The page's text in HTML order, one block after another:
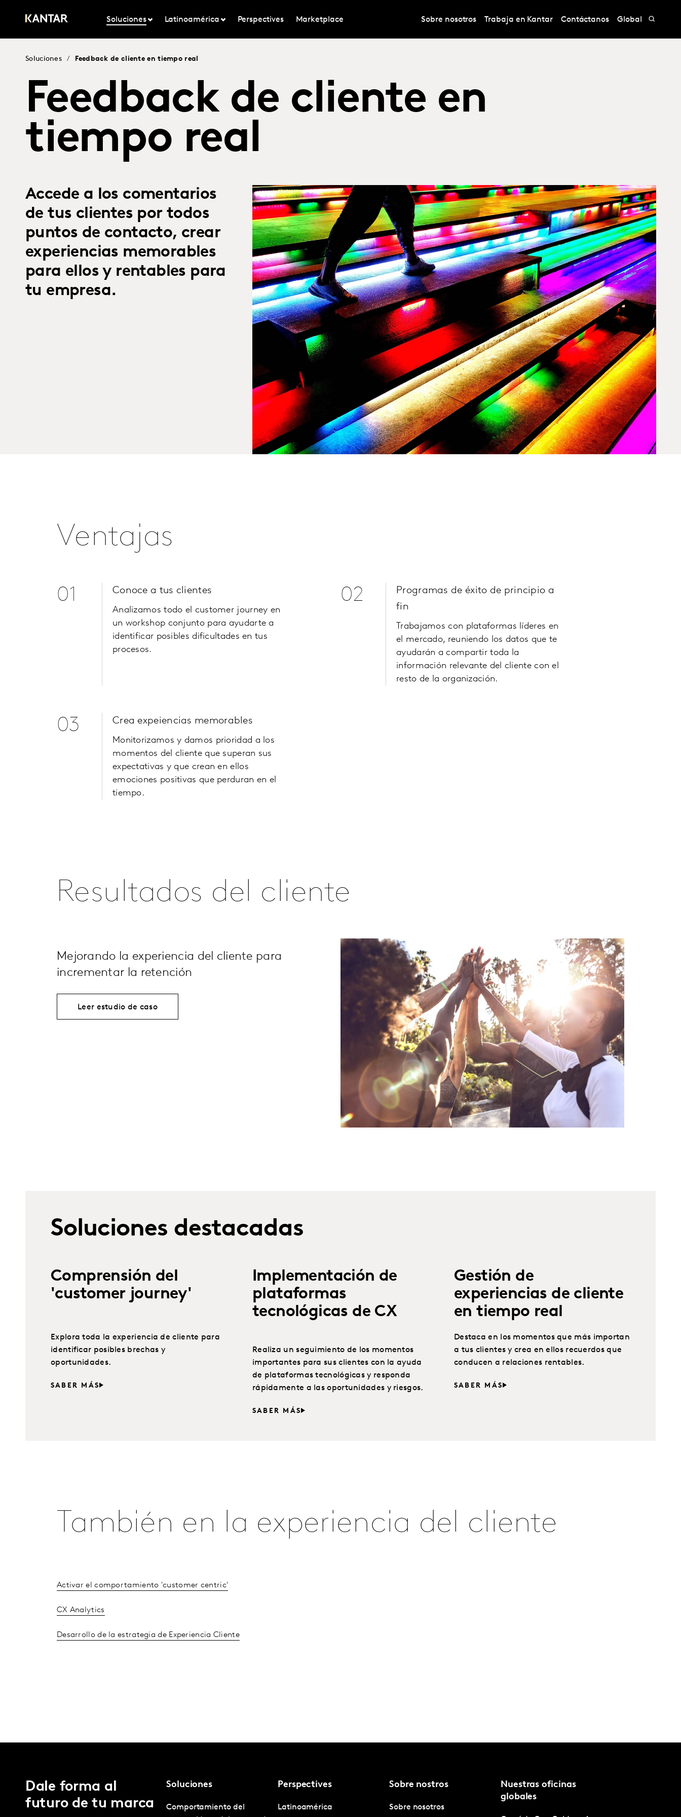
Soluciones Latinoamérica Perspectives Marketplace Sobre nosotros Trabaja en Kantar Contáctanos Global
Soluciones / Feedback de cliente en tiempo real
Feedback de cliente en
tiempo real
Accede a los comentarios
de tus clientes por todos
puntos de contacto, crear
experiencias memorables
para ellos y rentables para
tu empresa.
Ventajas
01 Conoce a tus clientes
Analizamos todo el customer journey en
un workshop conjunto para ayudarte a
identificar posibles dificultades en tus
procesos.
02
Programas de éxito de principio a
fin
Trabajamos con plataformas líderes en
el mercado, reuniendo los datos que te
ayudarán a compartir toda la
información relevante del cliente con el
resto de la organización.
03 Crea expeiencias memorables
Monitorizamos y damos prioridad a los
momentos del cliente que superan sus
expectativas y que crean en ellos
emociones positivas que perduran en el
tiempo.
Resultados del cliente
Mejorando la experiencia del cliente para
incrementar la retención
Leer estudio de caso
Soluciones destacadas
Comprensión del
'customer journey'
Explora toda la experiencia de cliente para
identificar posibles brechas y
oportunidades.
SABER MÁS
Implementación de
plataformas
tecnológicas de CX
Realiza un seguimiento de los momentos
importantes para sus clientes con la ayuda
de plataformas tecnológicas y responda
rápidamente a las oportunidades y riesgos.
SABER MÁS
Gestión de
experiencias de cliente
en tiempo real
Destaca en los momentos que más importan
a tus clientes y crea en ellos recuerdos que
conducen a relaciones rentables.
SABER MÁS
También en la experiencia del cliente
Activar el comportamiento 'customer centric'
CX Analytics
Desarrollo de la estrategia de Experiencia Cliente
Dale forma al
futuro de tu marca
Soluciones
Comportamiento del
Perspectives
Latinoamérica
Sobre nostros
Sobre nosotros
Nuestras oficinas
globales